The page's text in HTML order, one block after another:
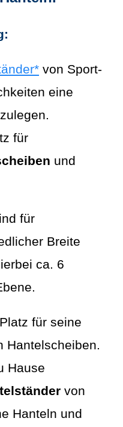
von Sport-
eine
für
und
für
Breite
ca. 6
für seine
Hantelscheiben.
Hause
von
Hanteln und